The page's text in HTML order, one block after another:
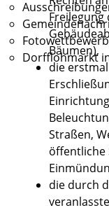
Fotowettbewerb
Dorfflohmarkt
Freilegung
Bäumen),
die
Straßen,
öffentliche
die durch